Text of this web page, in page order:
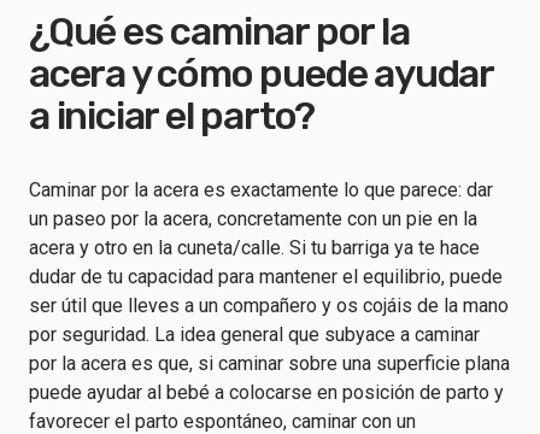
¿Qué es caminar por la
acera y cómo puede ayudar
a iniciar el parto?
Caminar por la acera es exactamente lo que parece: dar
un paseo por la acera, concretamente con un pie en la
acera y otro en la cuneta/calle. Si tu barriga ya te hace
dudar de tu capacidad para mantener el equilibrio, puede
ser útil que lleves a un compañero y os cojáis de la mano
por seguridad. La idea general que subyace a caminar
por la acera es que, si caminar sobre una superficie plana
puede ayudar al bebé a colocarse en posición de parto y
favorecer el parto espontáneo, caminar con un